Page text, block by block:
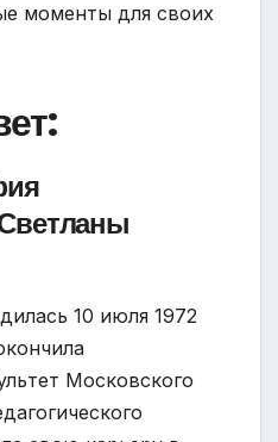
моменты для своих
10 июля 1972
Московского